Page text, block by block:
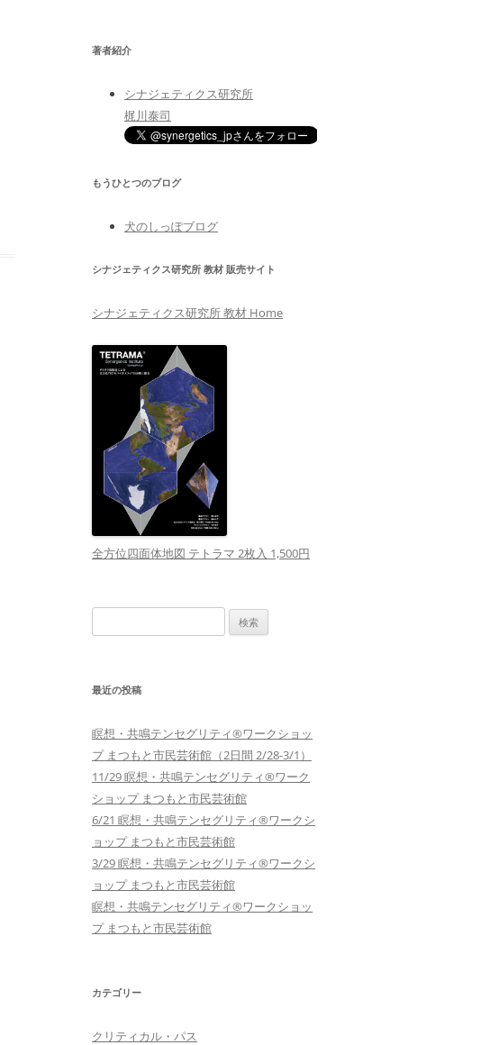
著者紹介
シナジェティクス研究所
梶川泰司
もうひとつのブログ
犬のしっぽブログ
シナジェティクス研究所 教材 販売サイト
シナジェティクス研究所 教材 Home
全方位四面体地図 テトラマ 2枚入 1,500円
索:
最近の投稿
瞑想・共鳴テンセグリティ®︎ワークショッ
プ まつもと市民芸術館（2日間 2/28-3/1）
11/29 瞑想・共鳴テンセグリティ®︎ワーク
ショップ まつもと市民芸術館
6/21 瞑想・共鳴テンセグリティ®︎ワークシ
ョップ まつもと市民芸術館
3/29 瞑想・共鳴テンセグリティ®︎ワークシ
ョップ まつもと市民芸術館
瞑想・共鳴テンセグリティ®︎ワークショッ
プ まつもと市民芸術館
カテゴリー
クリティカル・パス